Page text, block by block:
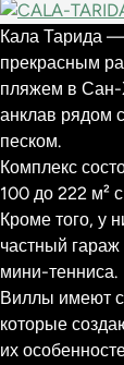
Кала Тарида
прекрасным
пляжем в Сан-
анклав рядом
песком.
Комплекс
100 до 222 м²
Кроме того, у
частный
мини-тенниса.
Виллы имеют
которые
их